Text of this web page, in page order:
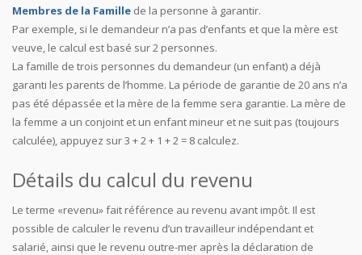
Membres de la Famille de la personne à garantir.
Par exemple, si le demandeur n’a pas d’enfants et que la mère est
veuve, le calcul est basé sur 2 personnes.
La famille de trois personnes du demandeur (un enfant) a déjà
garanti les parents de l’homme. La période de garantie de 20 ans n’a
pas été dépassée et la mère de la femme sera garantie. La mère de
la femme a un conjoint et un enfant mineur et ne suit pas (toujours
calculée), appuyez sur 3 + 2 + 1 + 2 = 8 calculez.
Détails du calcul du revenu
Le terme «revenu» fait référence au revenu avant impôt. Il est
possible de calculer le revenu d’un travailleur indépendant et
salarié, ainsi que le revenu outre-mer après la déclaration de